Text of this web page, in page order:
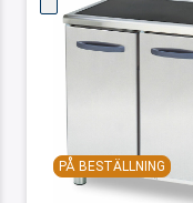
PÅ BESTÄLLNING